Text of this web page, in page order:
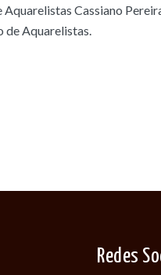
Cassiano
de Aquarelistas.
Redes